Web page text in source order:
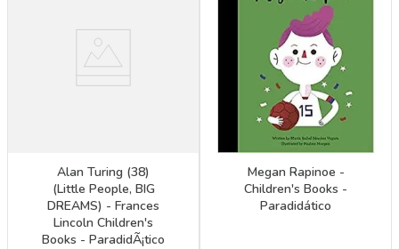
Alan Turing (38)
(Little People, BIG
DREAMS) - Frances
Lincoln Children's
Books - ParadidÃ¡tico
Megan Rapinoe -
Children's Books -
Paradidático